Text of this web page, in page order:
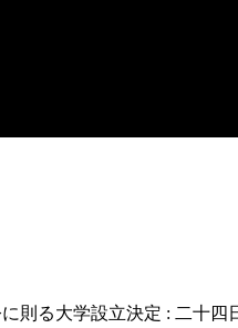
則る大学設立決定 : 二十四